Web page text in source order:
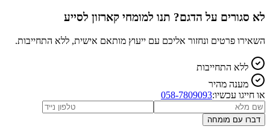
לא סגורים על הדגם? תנו למומחי קארזון לסייע
השאירו פרטים ונחזור אליכם עם ייעוץ מותאם אישית, ללא התחייבות.
ללא התחייבות
מענה מהיר
או חייגו עכשיו:058-7809093
דברו עם מומחה